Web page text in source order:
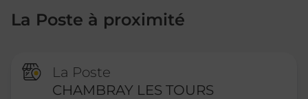
La Poste à proximité
La Poste
CHAMBRAY LES TOURS